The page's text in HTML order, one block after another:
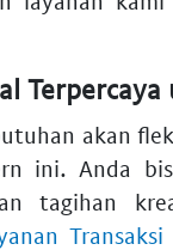
akan
ini. Anda
tagihan